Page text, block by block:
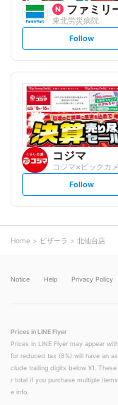
ファミリーマ
東北労災病院
s
t
l
o
w
Follow
コジマ
s
t
o
w
Follow
Home ピザーラ 北仙台店
Notice Help Privacy Policy
Prices in LINE Flyer
Prices in LINE Flyer may appear
for reduced tax (8%) will have an
clude trailing digits below ¥1.
r total if you purchase multiple
e info.